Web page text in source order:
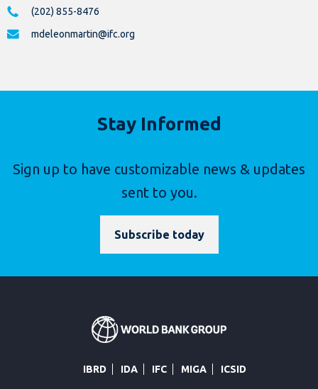
(202) 855-8476
mdeleonmartin@ifc.org
Stay Informed
Sign up to have customizable news & updates
sent to you.
Subscribe today
IBRD IDA IFC MIGA ICSID